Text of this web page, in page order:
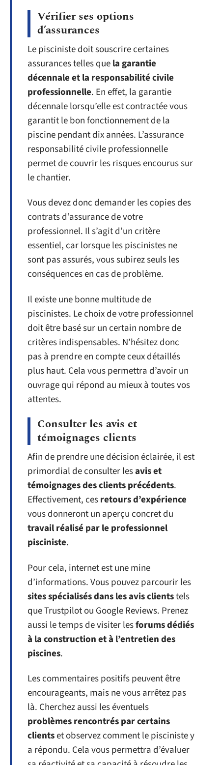
Vérifier ses options
d’assurances
Le pisciniste doit souscrire certaines
assurances telles quela garantie
décennale et la responsabilité civile
professionnelle. En effet, la garantie
décennale lorsqu’elle est contractée vous
garantit le bon fonctionnement de la
piscine pendant dix années. L’assurance
responsabilité civile professionnelle
permet de couvrir les risques encourus sur
le chantier.
Vous devez donc demander les copies des
contrats d’assurance de votre
professionnel. Il s’agit d’un critère
essentiel, car lorsque les piscinistes ne
sont pas assurés, vous subirez seuls les
conséquences en cas de problème.
Il existe une bonne multitude de
piscinistes. Le choix de votre professionnel
doit être basé sur un certain nombre de
critères indispensables. N’hésitez donc
pas à prendre en compte ceux détaillés
plus haut. Cela vous permettra d’avoir un
ouvrage qui répond au mieux à toutes vos
attentes.
Consulter les avis et
témoignages clients
Afin de prendre une décision éclairée, il est
primordial de consulter lesavis et
témoignages des clients précédents.
Effectivement, cesretours d’expérience
vous donneront un aperçu concret du
travail réalisé par le professionnel
pisciniste.
Pour cela, internet est une mine
d’informations. Vous pouvez parcourir les
sites spécialisés dans les avis clientstels
que Trustpilot ou Google Reviews. Prenez
aussi le temps de visiter lesforums dédiés
à la construction et à l’entretien des
piscines.
Les commentaires positifs peuvent être
encourageants, mais ne vous arrêtez pas
là. Cherchez aussi les éventuels
problèmes rencontrés par certains
clientset observez comment le pisciniste y
a répondu. Cela vous permettra d’évaluer